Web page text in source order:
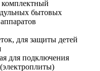
бытовых
для защиты детей
для подключения